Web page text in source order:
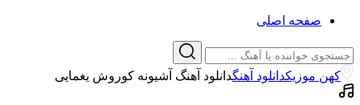
صفحه اصلی
کهن موزیکدانلود آهنگدانلود آهنگ آشیونه کوروش یغمایی